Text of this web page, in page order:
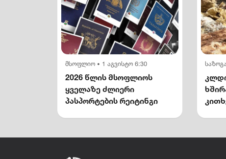
მსოფლიო • 1 აგვისტო 6:30
2026 წლის მსოფლიოს
ყველაზე ძლიერი
პასპორტების რეიტინგი